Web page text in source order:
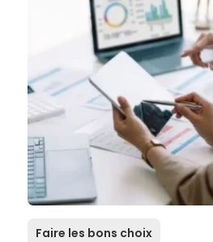
Faire les bons choix